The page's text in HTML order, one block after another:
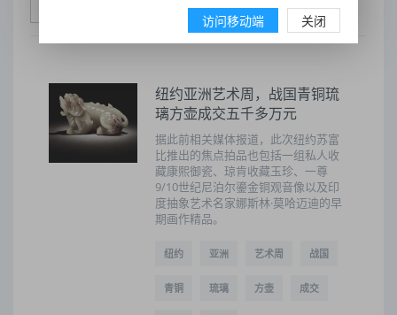
纽约亚洲艺术周，战国青铜琉
璃方壶成交五千多万元
据此前相关媒体报道，此次纽约苏富
比推出的焦点拍品也包括一组私人收
藏康熙御瓷、琼肯收藏玉珍、一尊
9/10世纪尼泊尔鎏金铜观音像以及印
度抽象艺术名家娜斯林·莫哈迈迪的早
期画作精品。
纽约 亚洲 艺术周 战国
青铜 琉璃 方壶 成交
访问移动端 关闭